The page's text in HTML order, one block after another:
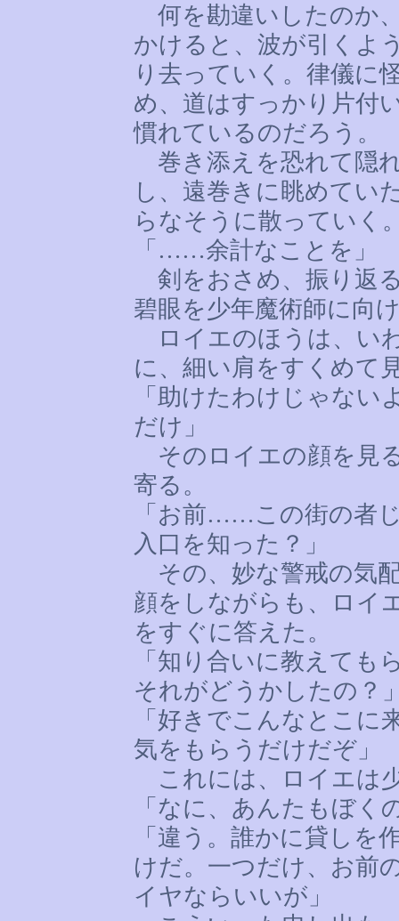
何を勘違いしたのか
かけると、波が引くよ
り去っていく。律儀に
め、道はすっかり片付
慣れているのだろう。
巻き添えを恐れて隠
し、遠巻きに眺めてい
らなそうに散っていく
「 ……余計なことを」
剣をおさめ、振り返
碧眼を少年魔術師に向
ロイエのほうは、い
に、細い肩をすくめて
「助けたわけじゃない
だけ」
そのロイエの顔を見
寄る。
「お前…… この街の者
入口を知った？」
その、妙な警戒の気
顔をしながらも、ロイ
をすぐに答えた。
「知り合いに教えても
それがどうかしたの？
「好きでこんなとこ
気をもらうだけだぞ」
これには、ロイエは
「なに、あんたもぼく
「違う。誰かに貸しを
けだ。一つだけ、お前
イヤならいいが」